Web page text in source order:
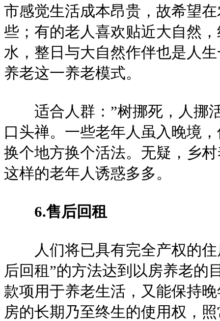
市感觉生活成本昂贵，故希望
些；有的老人喜欢贴近大自然
水，整日与大自然作伴也是人
养老这一养老模式。
适合人群：”树挪死，人挪
口头禅。一些老年人虽入晚境
换个地方换个活法。无疑，乡
这样的老年人诱惑多多。
6.售后回租
人们将已具有完全产权的住
后回租”的方法达到以房养老的
款项用于养老生活，又能保持
房的长期乃至终生的使用权，